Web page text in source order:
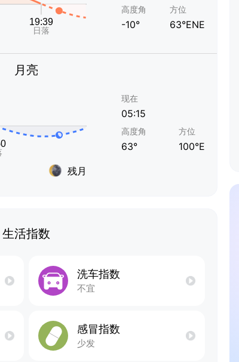
高度角
-10°
方位
63°ENE
月亮
残月
现在
05:15
高度角
63°
方位
100°E
生活指数
洗车指数
不宜
感冒指数
少发